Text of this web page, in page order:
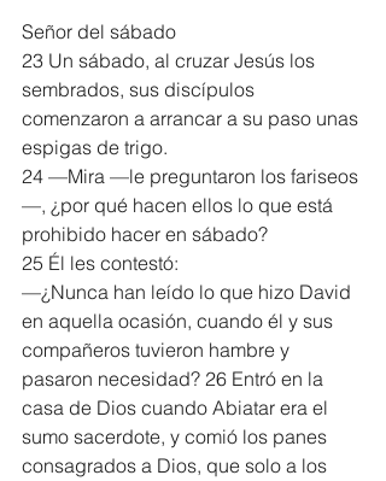
Señor del sábado
23 Un sábado, al cruzar Jesús los
sembrados, sus discípulos
comenzaron a arrancar a su paso unas
espigas de trigo.
24 —Mira —le preguntaron los fariseos
—, ¿por qué hacen ellos lo que está
prohibido hacer en sábado?
25 Él les contestó:
—¿Nunca han leído lo que hizo David
en aquella ocasión, cuando él y sus
compañeros tuvieron hambre y
pasaron necesidad? 26 Entró en la
casa de Dios cuando Abiatar era el
sumo sacerdote, y comió los panes
consagrados a Dios, que solo a los